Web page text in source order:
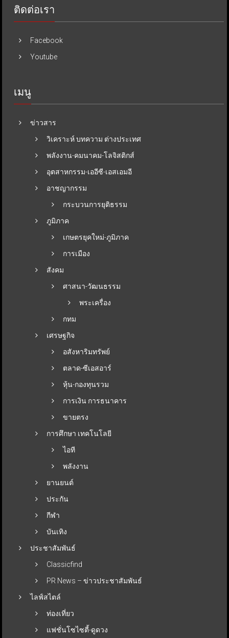
ติดต่อเรา
Facebook
Youtube
เมนู
ข่าวสาร
วิเคราะห์ บทความ ต่างประเทศ
พลังงาน-คมนาคม-โลจิสติกส์
อุตสาหกรรม-เออีซี-เอสเอมอี
อาชญากรรม
กระบวนการยุติธรรม
ภูมิภาค
เกษตรยุคใหม่-ภูมิภาค
การเมือง
สังคม
ศาสนา-วัฒนธรรม
พระเครื่อง
กทม
เศรษฐกิจ
อสังหาริมทรัพย์
ตลาด-ซีเอสอาร์
หุ้น-กองทุนรวม
การเงิน การธนาคาร
ขายตรง
การศึกษา เทคโนโลยี
ไอที
พลังงาน
ยานยนต์
ประกัน
กีฬา
บันเทิง
ประชาสัมพันธ์
Classicfind
PR News – ข่าวประชาสัมพันธ์
ไลฟ์สไตล์
ท่องเที่ยว
แฟชั่นโซไซตี้-ดูดวง